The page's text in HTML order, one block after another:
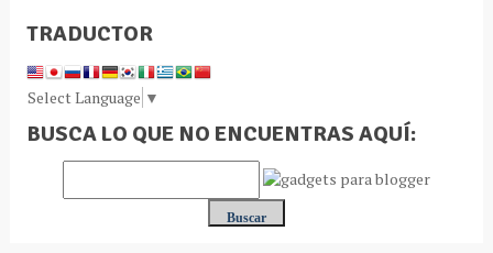
TRADUCTOR
Select Language ▼
BUSCA LO QUE NO ENCUENTRAS AQUÍ: